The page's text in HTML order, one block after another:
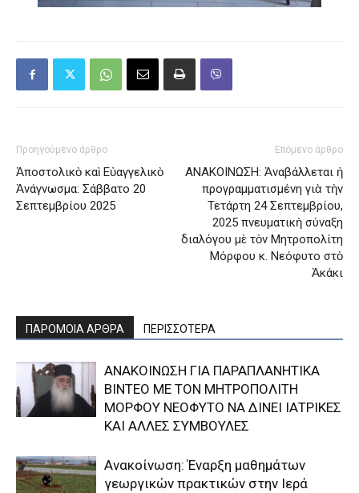
Προηγούμενο άρθρο
Ἀποστολικὸ καὶ Εὐαγγελικὸ
Ἀνάγνωσμα: Σάββατο 20
Σεπτεμβρίου 2025
Επόμενο άρθρο
ΑΝΑΚΟΙΝΩΣΗ: Ἀναβάλλεται ἡ
προγραμματισμένη γιὰ τὴν
Τετάρτη 24 Σεπτεμβρίου,
2025 πνευματικὴ σύναξη
διαλόγου μὲ τὸν Μητροπολίτη
Μόρφου κ. Νεόφυτο στὸ
Ἀκάκι
ΠΑΡΟΜΟΙΑ ΑΡΘΡΑ ΠΕΡΙΣΣΟΤΕΡΑ
ΑΝΑΚΟΙΝΩΣΗ ΓΙΑ ΠΑΡΑΠΛΑΝΗΤΙΚΑ
ΒΙΝΤΕΟ ΜΕ ΤΟΝ ΜΗΤΡΟΠΟΛΙΤΗ
ΜΟΡΦΟΥ ΝΕΟΦΥΤΟ ΝΑ ΔΙΝΕΙ ΙΑΤΡΙΚΕΣ
ΚΑΙ ΑΛΛΕΣ ΣΥΜΒΟΥΛΕΣ
Ανακοίνωση: Έναρξη μαθημάτων
γεωργικών πρακτικών στην Ιερά